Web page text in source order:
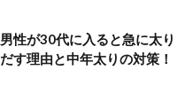
男性が30代に入ると急に太り
だす理由と中年太りの対策！